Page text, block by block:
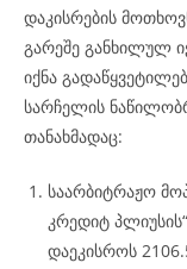
დაკისრების
გარეშე განხილულ
იქნა
სარჩელის
თანახმადაც:
საარბიტრაჟო
კრედიტ
დაეკისროს